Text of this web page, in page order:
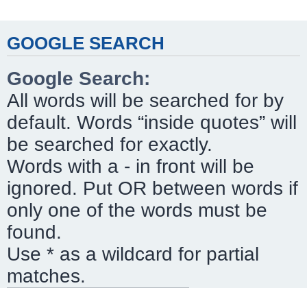
GOOGLE SEARCH
Google Search:
All words will be searched for by
default. Words “inside quotes” will
be searched for exactly.
Words with a - in front will be
ignored. Put OR between words if
only one of the words must be
found.
Use * as a wildcard for partial
matches.